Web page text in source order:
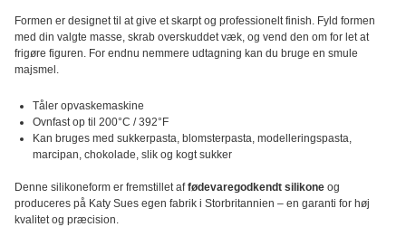
Formen er designet til at give et skarpt og professionelt finish. Fyld formen
med din valgte masse, skrab overskuddet væk, og vend den om for let at
frigøre figuren. For endnu nemmere udtagning kan du bruge en smule
majsmel.
Tåler opvaskemaskine
Ovnfast op til 200°C / 392°F
Kan bruges med sukkerpasta, blomsterpasta, modelleringspasta,
marcipan, chokolade, slik og kogt sukker
Denne silikoneform er fremstillet affødevaregodkendt silikone og
produceres på Katy Sues egen fabrik i Storbritannien – en garanti for høj
kvalitet og præcision.